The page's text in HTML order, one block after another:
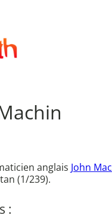
anglais John
(1/239).
: